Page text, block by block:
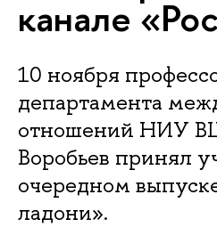
канале
10 ноября
департамента
отношений НИУ
Воробьев принял
очередном
ладони».